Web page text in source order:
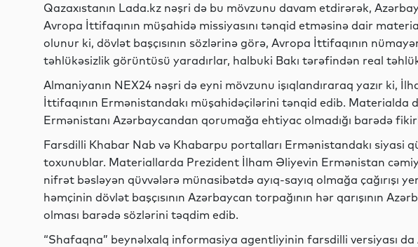
Qazaxıstanın Lada.kz nəşri də bu mövzunu davam etdirərək,
Avropa İttifaqının müşahidə missiyasını tənqid etməsinə dair
olunur ki, dövlət başçısının sözlərinə görə, Avropa İttifaqının
təhlükəsizlik görüntüsü yaradırlar, halbuki Bakı tərəfindən real
Almaniyanın NEX24 nəşri də eyni mövzunu işıqlandıraraq yazır ki,
İttifaqının Ermənistandakı müşahidəçilərini tənqid edib. Materialda
Ermənistanı Azərbaycandan qorumağa ehtiyac olmadığı barədə
Farsdilli Khabar Nab və Khabarpu portalları Ermənistandakı siyasi
toxunublar. Materiallarda Prezident İlham Əliyevin Ermənistan
nifrət bəsləyən qüvvələrə münasibətdə ayıq-sayıq olmağa çağırışı
həmçinin dövlət başçısının Azərbaycan torpağının hər qarışının
olması barədə sözlərini təqdim edib.
“Shafaqna” beynəlxalq informasiya agentliyinin farsdilli versiyası da